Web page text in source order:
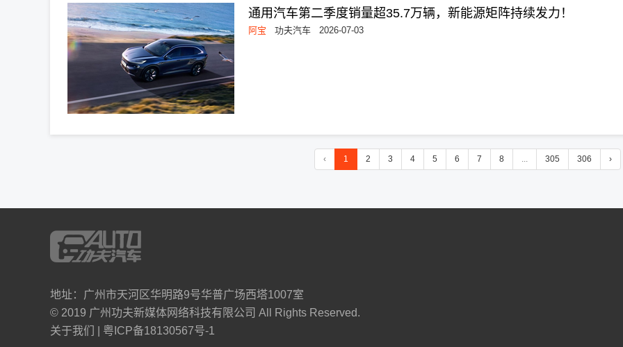
通用汽车第二季度销量超35.7万辆，新能源矩阵持续发力！
阿宝 功夫汽车 2026-07-03
‹ 1 2 3 4 5 6 7 8 ... 305 306 ›
地址：广州市天河区华明路9号华普广场西塔1007室
© 2019 广州功夫新媒体网络科技有限公司 All Rights Reserved.
关于我们
粤ICP备18130567号-1